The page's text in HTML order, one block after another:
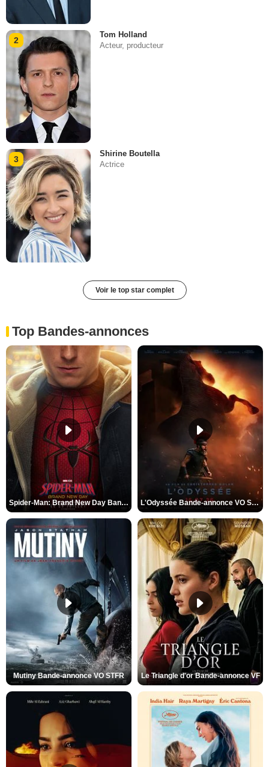
2
Tom Holland
Acteur, producteur
3
Shirine Boutella
Actrice
Voir le top star complet
Top Bandes-annonces
Spider-Man: Brand New Day Bande-annonce VO STFR L'Odyssée Bande-annonce VO STFR
Mutiny Bande-annonce VO STFR Le Triangle d'or Bande-annonce VF